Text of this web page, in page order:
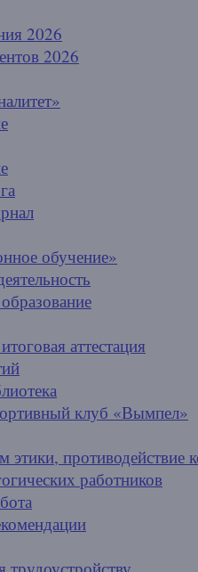
2026
2026
обучение»
аттестация
клуб «Вымпел»
этики, противодействие
работников